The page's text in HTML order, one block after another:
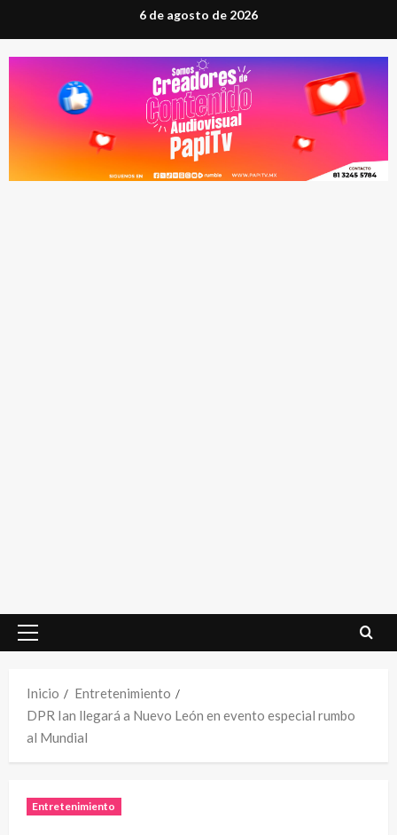
al
contenido
6 de agosto de 2026
Menú
Inicio
Entretenimiento
DPR Ian llegará a Nuevo León en evento especial rumbo
al Mundial
Entretenimiento